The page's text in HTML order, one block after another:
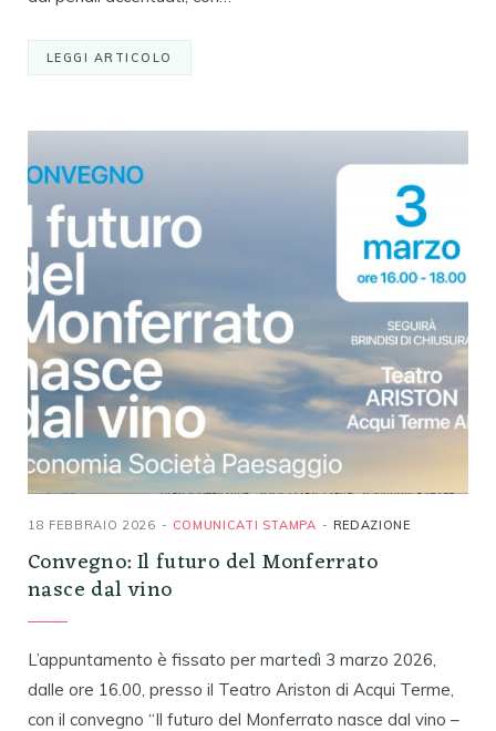
LEGGI ARTICOLO
18 FEBBRAIO 2026 COMUNICATI STAMPA REDAZIONE
Convegno: Il futuro del Monferrato
nasce dal vino
L’appuntamento è fissato per martedì 3 marzo 2026,
dalle ore 16.00, presso il Teatro Ariston di Acqui Terme,
con il convegno “Il futuro del Monferrato nasce dal vino –